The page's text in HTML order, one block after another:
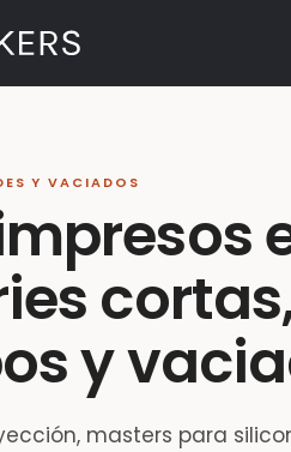
Y VACIADOS
y
masters para